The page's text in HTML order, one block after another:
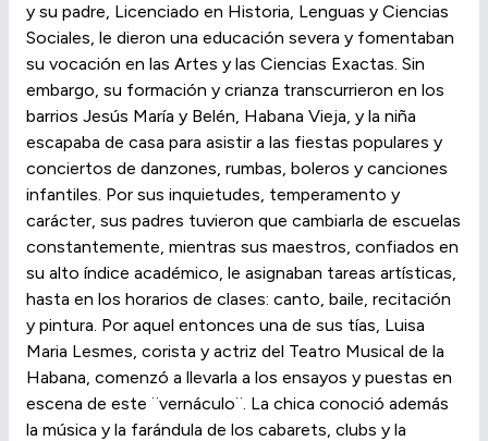
y su padre, Licenciado en Historia, Lenguas y Ciencias
Sociales, le dieron una educación severa y fomentaban
su vocación en las Artes y las Ciencias Exactas. Sin
embargo, su formación y crianza transcurrieron en los
barrios Jesús María y Belén, Habana Vieja, y la niña
escapaba de casa para asistir a las fiestas populares y
conciertos de danzones, rumbas, boleros y canciones
infantiles. Por sus inquietudes, temperamento y
carácter, sus padres tuvieron que cambiarla de escuelas
constantemente, mientras sus maestros, confiados en
su alto índice académico, le asignaban tareas artísticas,
hasta en los horarios de clases: canto, baile, recitación
y pintura. Por aquel entonces una de sus tías, Luisa
Maria Lesmes, corista y actriz del Teatro Musical de la
Habana, comenzó a llevarla a los ensayos y puestas en
escena de este ¨vernáculo¨. La chica conoció además
la música y la farándula de los cabarets, clubs y la